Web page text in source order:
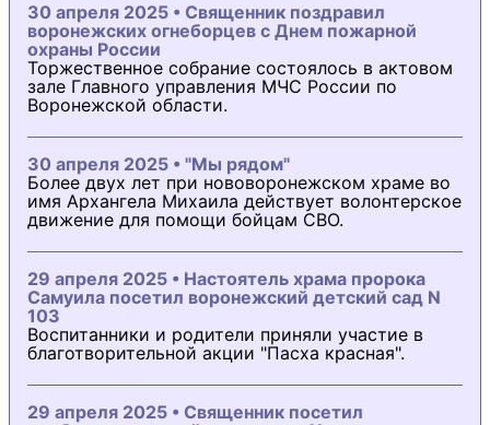
30 апреля 2025 • Священник поздравил
воронежских огнеборцев с Днем пожарной
охраны России
Торжественное собрание состоялось в актовом
зале Главного управления МЧС России по
Воронежской области.
30 апреля 2025 • "Мы рядом"
Более двух лет при нововоронежском храме во
имя Архангела Михаила действует волонтерское
движение для помощи бойцам СВО.
29 апреля 2025 • Настоятель храма пророка
Самуила посетил воронежский детский сад N
103
Воспитанники и родители приняли участие в
благотворительной акции "Пасха красная".
29 апреля 2025 • Священник посетил